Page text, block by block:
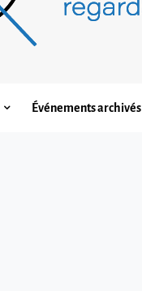
Événements archivés